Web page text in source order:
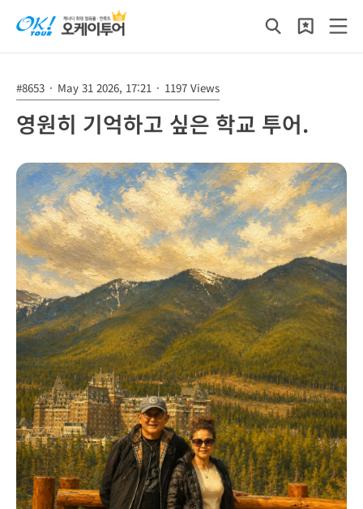
#8653 · May 31 2026, 17:21 · 1197 Views
영원히 기억하고 싶은 학교 투어.